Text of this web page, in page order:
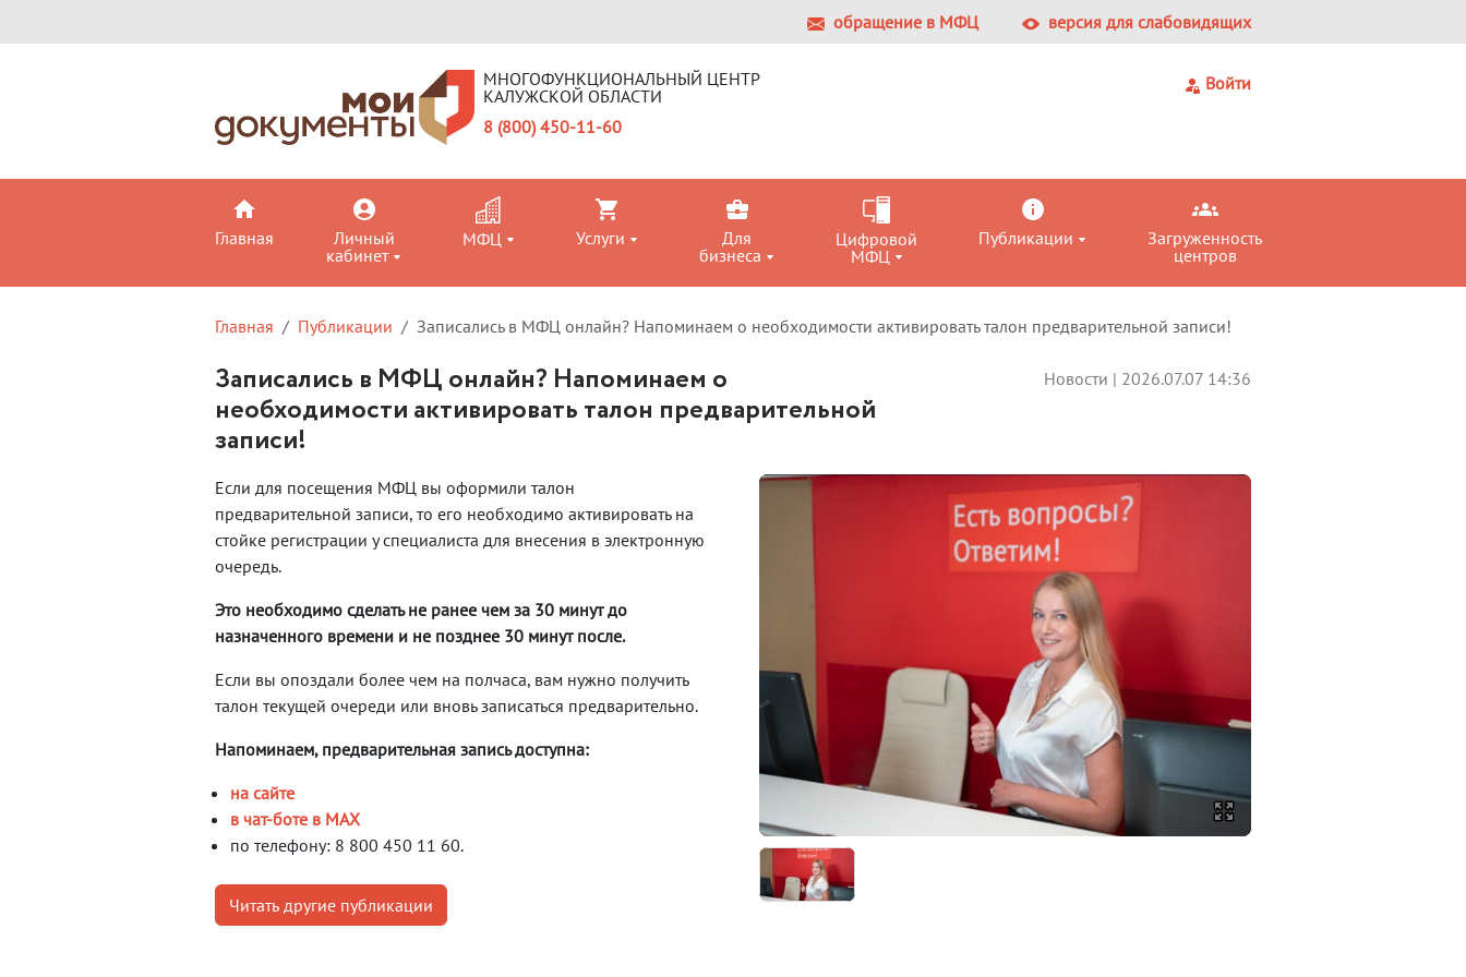
обращение в МФЦ версия для слабовидящих
МНОГОФУНКЦИОНАЛЬНЫЙ ЦЕНТР
КАЛУЖСКОЙ ОБЛАСТИ
8 (800) 450-11-60
Войти
Главная
Личный
кабинет
МФЦ Услуги
Для
бизнеса
Цифровой
МФЦ
Публикации
Загруженность
центров
Главная Публикации Записались в МФЦ онлайн? Напоминаем о необходимости активировать талон предварительной записи!
Записались в МФЦ онлайн? Напоминаем о
необходимости активировать талон предварительной
записи!
Новости | 2026.07.07 14:36
Если для посещения МФЦ вы оформили талон
предварительной записи, то его необходимо активировать на
стойке регистрации у специалиста для внесения в электронную
очередь.
Это необходимо сделать не ранее чем за 30 минут до
назначенного времени и не позднее 30 минут после.
Если вы опоздали более чем на полчаса, вам нужно получить
талон текущей очереди или вновь записаться предварительно.
Напоминаем, предварительная запись доступна:
на сайте
в чат-боте в МАХ
по телефону: 8 800 450 11 60.
Читать другие публикации